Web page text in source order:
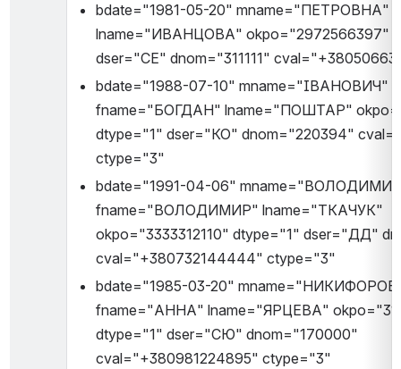
bdate="1981-05-20" mname="ПЕТРОВНА"
lname="ИВАНЦОВА" okpo="2972566397"
dser="СЕ" dnom="311111"
bdate="1988-07-10" mname="ІВАНОВИЧ"
fname="БОГДАН" lname="ПОШТАР"
dtype="1" dser="КО" dnom="220394"
ctype="3"
bdate="1991-04-06"
fname="ВОЛОДИМИР" lname="ТКАЧУК"
okpo="3333312110" dtype="1" dser="ДД"
cval="+380732144444" ctype="3"
bdate="1985-03-20"
fname="АННА" lname="ЯРЦЕВА"
dtype="1" dser="СЮ" dnom="170000"
cval="+380981224895" ctype="3"